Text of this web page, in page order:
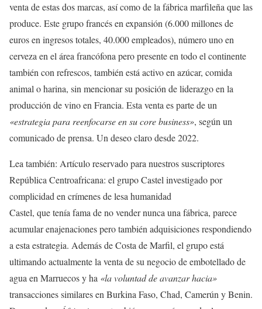
venta de estas dos marcas, así como de la fábrica marfileña que las
produce. Este grupo francés en expansión (6.000 millones de
euros en ingresos totales, 40.000 empleados), número uno en
cerveza en el área francófona pero presente en todo el continente
también con refrescos, también está activo en azúcar, comida
animal o harina, sin mencionar su posición de liderazgo en la
producción de vino en Francia. Esta venta es parte de un
«estrategia para reenfocarse en su core business», según un
comunicado de prensa. Un deseo claro desde 2022.
Lea también: Artículo reservado para nuestros suscriptores
República Centroafricana: el grupo Castel investigado por
complicidad en crímenes de lesa humanidad
Castel, que tenía fama de no vender nunca una fábrica, parece
acumular enajenaciones pero también adquisiciones respondiendo
a esta estrategia. Además de Costa de Marfil, el grupo está
ultimando actualmente la venta de su negocio de embotellado de
agua en Marruecos y ha «la voluntad de avanzar hacia»
transacciones similares en Burkina Faso, Chad, Camerún y Benin.